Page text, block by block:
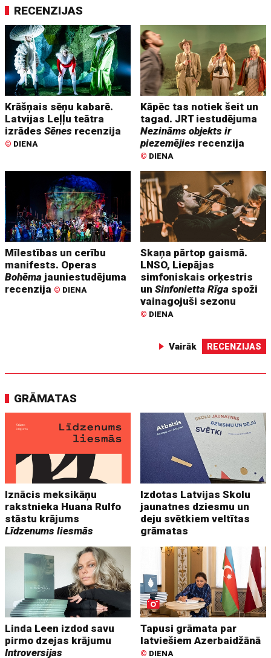
RECENZIJAS
Krāšņais sēņu kabarē.
Latvijas Leļļu teātra
izrādesSēnes recenzija
© DIENA
Kāpēc tas notiek šeit un
tagad. JRT iestudējuma
Nezināms objekts ir
piezemējies recenzija
© DIENA
Mīlestības un cerību
manifests. Operas
Bohēma jauniestudējuma
recenzija © DIENA
Skaņa pārtop gaismā.
LNSO, Liepājas
simfoniskais orķestris
unSinfonietta Rīga spoži
vainagojuši sezonu
© DIENA
Vairāk RECENZIJAS
GRĀMATAS
Iznācis meksikāņu
rakstnieka Huana Rulfo
stāstu krājums
Līdzenums liesmās
Izdotas Latvijas Skolu
jaunatnes dziesmu un
deju svētkiem veltītas
grāmatas
Linda Leen izdod savu
pirmo dzejas krājumu
Introversijas
Tapusi grāmata par
latviešiem Azerbaidžānā
© DIENA